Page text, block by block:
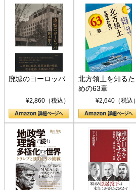
廃墟のヨーロッパ
¥2,860（税込）
北方領土を知るた
めの63章
¥2,640（税込）